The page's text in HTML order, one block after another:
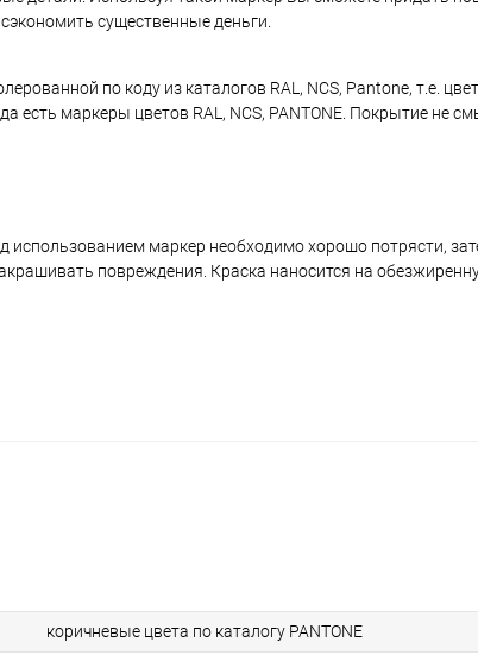
существенные деньги.
по коду из каталогов RAL, NCS, Pantone, т.е.
есть маркеры цветов RAL, NCS, PANTONE. Покрытие не
маркер необходимо хорошо потрясти,
повреждения. Краска наносится на
коричневые цвета по каталогу PANTONE